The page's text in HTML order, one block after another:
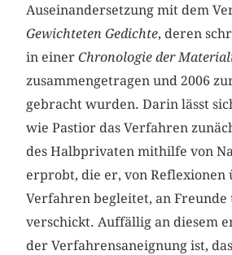
Auseinandersetzung mit dem
Gewichteten Gedichte, deren
in einerChronologie der
zusammengetragen und 2006
gebracht wurden. Darin lässt
wie Pastior das Verfahren
des Halbprivaten mithilfe von
erprobt, die er, von Reflexionen
Verfahren begleitet, an Freunde
verschickt. Auffällig an diesem
der Verfahrensaneignung ist,